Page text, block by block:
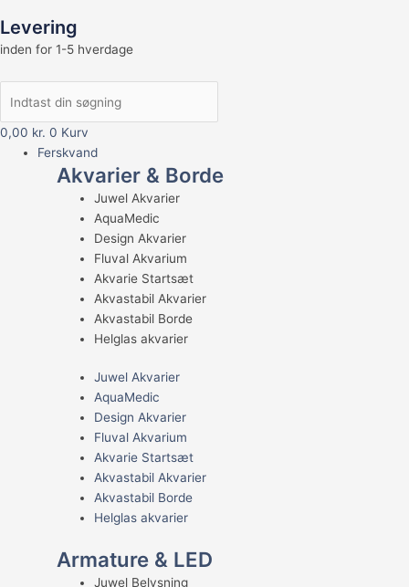
Levering
inden for 1-5 hverdage
0,00 kr. 0 Kurv
Ferskvand
Akvarier & Borde
Juwel Akvarier
AquaMedic
Design Akvarier
Fluval Akvarium
Akvarie Startsæt
Akvastabil Akvarier
Akvastabil Borde
Helglas akvarier
Juwel Akvarier
AquaMedic
Design Akvarier
Fluval Akvarium
Akvarie Startsæt
Akvastabil Akvarier
Akvastabil Borde
Helglas akvarier
Armature & LED
Juwel Belysning